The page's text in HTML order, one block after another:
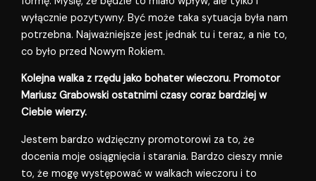
wyłącznie pozytywny. Być może taka sytuacja była nam
potrzebna. Najważniejsze jest jednak tu i teraz, a nie to,
co było przed Nowym Rokiem.
Kolejna walka z rzędu jako bohater wieczoru. Promotor
Mariusz Grabowski ostatnimi czasy coraz bardziej w
Ciebie wierzy.
Jestem bardzo wdzięczny promotorowi za to, że
docenia moje osiągnięcia i starania. Bardzo cieszy mnie
to, że mogę występować w walkach wieczoru i to